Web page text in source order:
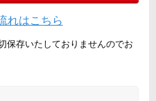
れはこちら
保存いたしておりませんのでお